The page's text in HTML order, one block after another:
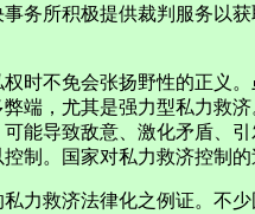
务所积极提供裁判服务以
时不免会张扬野性的正义
端，尤其是强力型私力救
能导致敌意、激化矛盾、
制。国家对私力救济控制
力救济法律化之例证。不